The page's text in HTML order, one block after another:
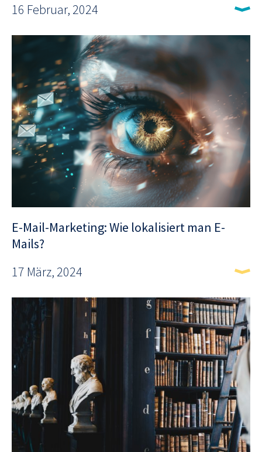
16 Februar, 2024
E-Mail-Marketing: Wie lokalisiert man E-
Mails?
17 März, 2024